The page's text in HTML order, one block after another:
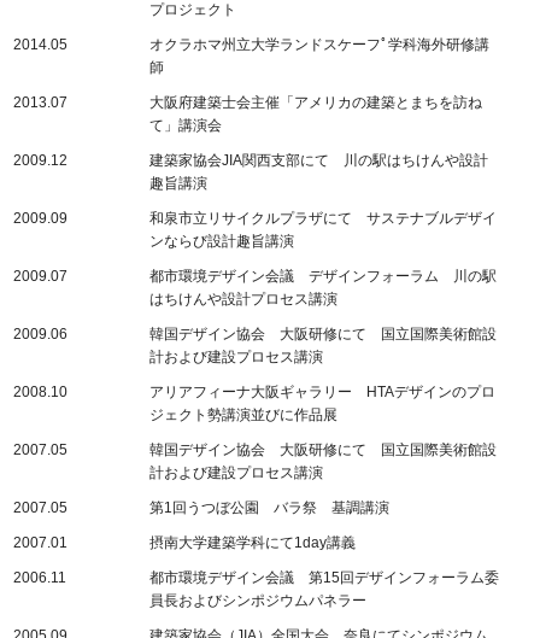
プロジェクト
2014.05
オクラホマ州立大学ランドスケーフﾟ学科海外研修講
師
2013.07
大阪府建築士会主催「アメリカの建築とまちを訪ね
て」講演会
2009.12
建築家協会JIA関西支部にて 川の駅はちけんや設計
趣旨講演
2009.09
和泉市立リサイクルプラザにて サステナブルデザイ
ンならび設計趣旨講演
2009.07
都市環境デザイン会議 デザインフォーラム 川の駅
はちけんや設計プロセス講演
2009.06
韓国デザイン協会 大阪研修にて 国立国際美術館設
計および建設プロセス講演
2008.10
アリアフィーナ大阪ギャラリー HTAデザインのプロ
ジェクト勢講演並びに作品展
2007.05
韓国デザイン協会 大阪研修にて 国立国際美術館設
計および建設プロセス講演
2007.05 第1回うつぼ公園 バラ祭 基調講演
2007.01 摂南大学建築学科にて1day講義
2006.11
都市環境デザイン会議 第15回デザインフォーラム委
員長およびシンポジウムパネラー